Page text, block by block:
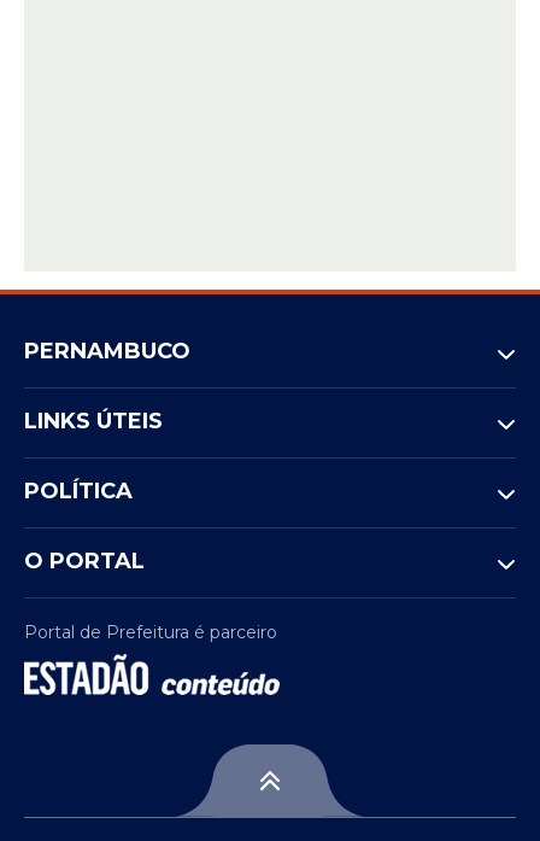
PERNAMBUCO
LINKS ÚTEIS
POLÍTICA
O PORTAL
Portal de Prefeitura é parceiro